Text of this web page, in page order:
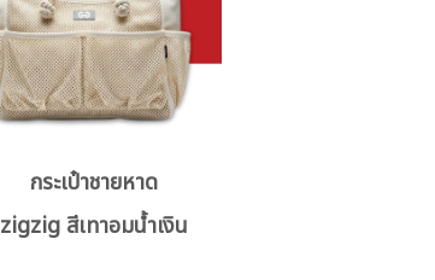
กระเป๋าชายหาด
zigzig สีเทาอมน้ำเงิน